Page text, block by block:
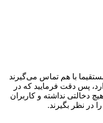
با هم تماس می‌گیرند
پس دقت فرمایید که در
دخالتی نداشته و کاربران
در نظر بگیرند.